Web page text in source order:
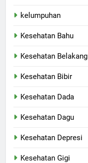
kelumpuhan
Kesehatan Bahu
Kesehatan Belakang
Kesehatan Bibir
Kesehatan Dada
Kesehatan Dagu
Kesehatan Depresi
Kesehatan Gigi